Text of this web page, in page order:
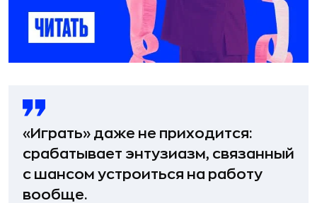
«Играть» даже не приходится:
срабатывает энтузиазм, связанный
с шансом устроиться на работу
вообще.